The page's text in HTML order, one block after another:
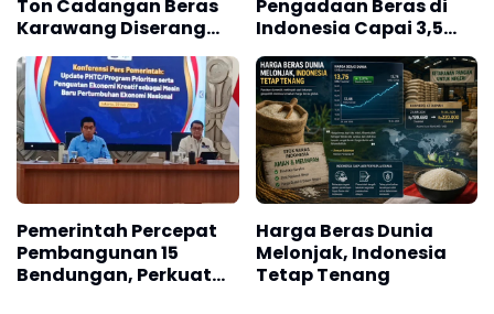
Ton Cadangan Beras
Karawang Diserang
Komentar Pengamat
Pangan
Pengadaan Beras di
Indonesia Capai 3,5
Pemerintah Percepat
Pembangunan 15
Bendungan, Perkuat
Harga Beras Dunia
Melonjak, Indonesia
Tetap Tenang